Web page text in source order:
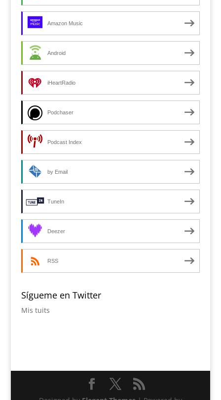
Amazon Music
Android
iHeartRadio
Podchaser
Podcast Index
by Email
TuneIn
Deezer
RSS
Sígueme en Twitter
Mis tuits